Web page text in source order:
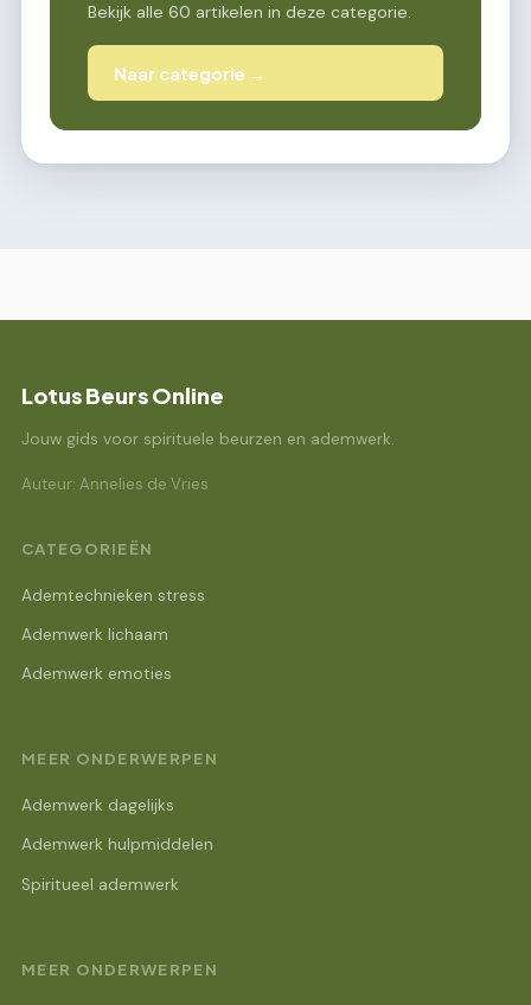
Bekijk alle 60 artikelen in deze categorie.
Naar categorie →
Lotus Beurs Online
Jouw gids voor spirituele beurzen en ademwerk.
Auteur: Annelies de Vries
CATEGORIEËN
Ademtechnieken stress
Ademwerk lichaam
Ademwerk emoties
MEER ONDERWERPEN
Ademwerk dagelijks
Ademwerk hulpmiddelen
Spiritueel ademwerk
MEER ONDERWERPEN